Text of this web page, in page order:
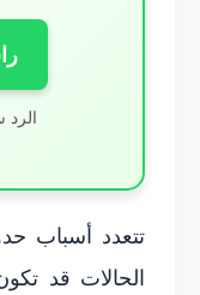
تتعدد أسباب
الحالات قد